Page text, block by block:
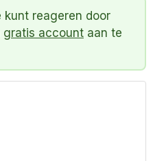
reageren door
gratis account aan te